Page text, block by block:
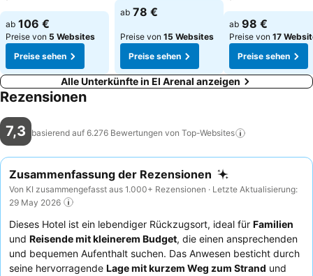
ab 106 €
Preise von 5 Websites
Preise sehen
ab 78 €
Preise von 15 Websites
Preise sehen
ab 98 €
Preise von 17
Preise sehen
Alle Unterkünfte in El Arenal anzeigen
Rezensionen
7,3 basierend auf 6.276 Bewertungen von Top-Websites
Zusammenfassung der Rezensionen
Von KI zusammengefasst aus 1.000+ Rezensionen · Letzte Aktualisierung:
29 May 2026
Dieses Hotel ist ein lebendiger Rückzugsort, ideal für Familien
und Reisende mit kleinerem Budget, die einen ansprechenden
und bequemen Aufenthalt suchen. Das Anwesen besticht durch
seine hervorragende Lage mit kurzem Weg zum Strand und